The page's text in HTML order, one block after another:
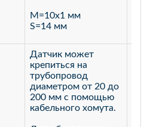
M=10х1 мм
S=14 мм
Датчик может
крепиться на
трубопровод
диаметром от 20 до
200 мм с помощью
кабельного хомута.